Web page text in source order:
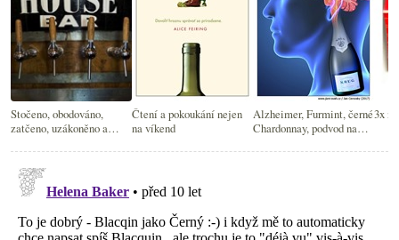
Stočeno, obodováno,
zatčeno, uzákoněno a
Čtení a pokoukání nejen
na víkend
Alzheimer, Furmint, černé
Chardonnay, podvod na
Proseccem
3x